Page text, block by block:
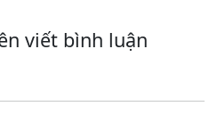
viết bình luận